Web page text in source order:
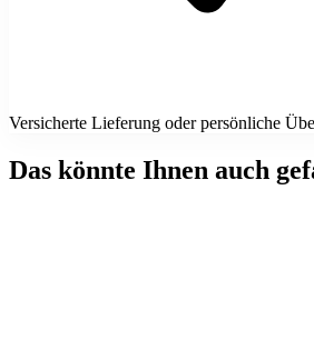
Versicherte Lieferung oder persönliche
Das könnte Ihnen auch